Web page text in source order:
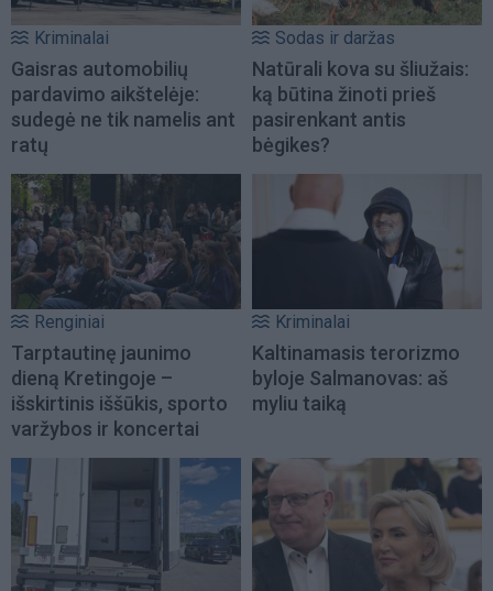
Kriminalai
Gaisras automobilių
pardavimo aikštelėje:
sudegė ne tik namelis ant
ratų
Sodas ir daržas
Natūrali kova su šliužais:
ką būtina žinoti prieš
pasirenkant antis
bėgikes?
Renginiai
Tarptautinę jaunimo
dieną Kretingoje –
išskirtinis iššūkis, sporto
varžybos ir koncertai
Kriminalai
Kaltinamasis terorizmo
byloje Salmanovas: aš
myliu taiką